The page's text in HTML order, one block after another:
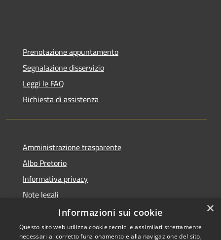
Prenotazione appuntamento
Segnalazione disservizio
Leggi le FAQ
Richiesta di assistenza
Amministrazione trasparente
Albo Pretorio
Informativa privacy
Note legali
Dichiarazione di accessibilità
×
Informazioni sui cookie
Questo sito web utilizza cookie tecnici e assimilati strettamente
necessari al corretto funzionamento e alla navigazione del sito,